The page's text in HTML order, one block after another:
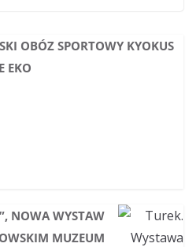
OBÓZ SPORTOWY KYOKUS
EKO
NOWA WYSTAW
MUZEUM